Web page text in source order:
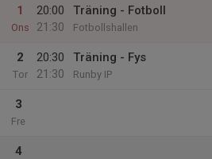
1
Ons
20:00
21:30
Träning - Fotboll
Fotbollshallen
2
Tor
20:30
21:30
Träning - Fys
Runby IP
3
Fre
4